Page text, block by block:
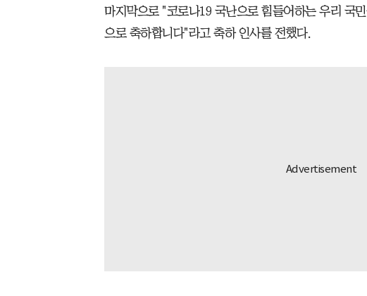
마지막으로 "코로나19 국난으로 힘들어하는 우리 국
으로 축하합니다"라고 축하 인사를 전했다.